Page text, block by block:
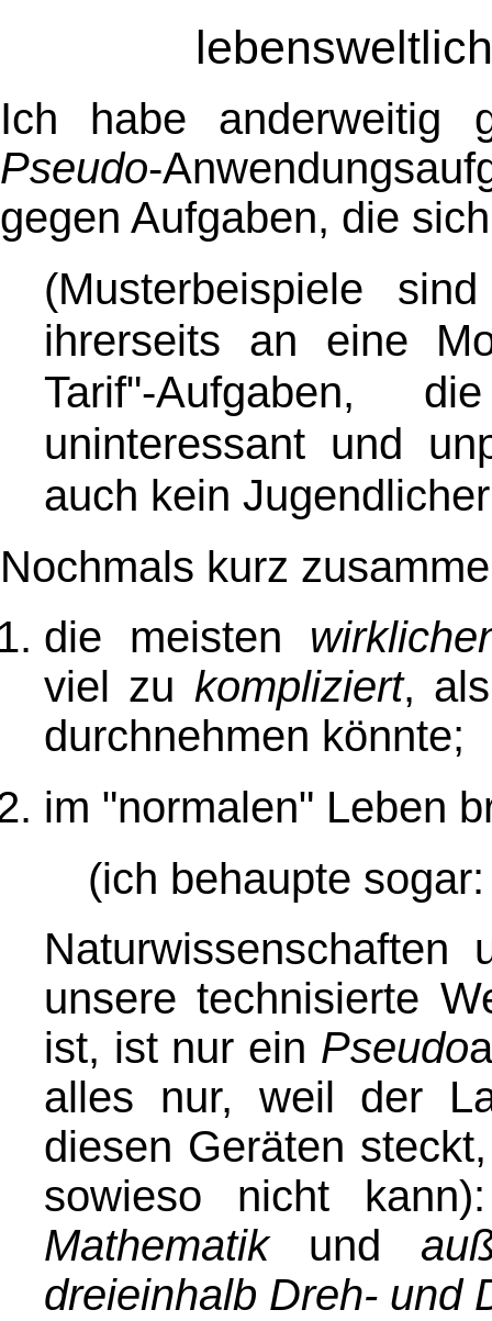
Ich habe anderweitig
Pseudo-
gegen Aufgaben, die
(Musterbeispiele
ihrerseits an eine
Tarif"-Aufgaben,
uninteressant und
auch kein
Nochmals kurz
die meisten
viel zu kompliziert,
durchnehmen könnte;
im "normalen" Leben
(ich behaupte
unsere technisierte
ist, ist nur ein Pseudo
alles nur, weil der
diesen Geräten
sowieso nicht
Mathematikund
dreieinhalb Dreh- und